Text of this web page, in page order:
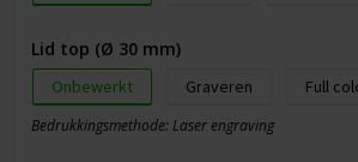
Lid top (Ø 30 mm)
Onbewerkt Graveren Full
Bedrukkingsmethode: Laser engraving